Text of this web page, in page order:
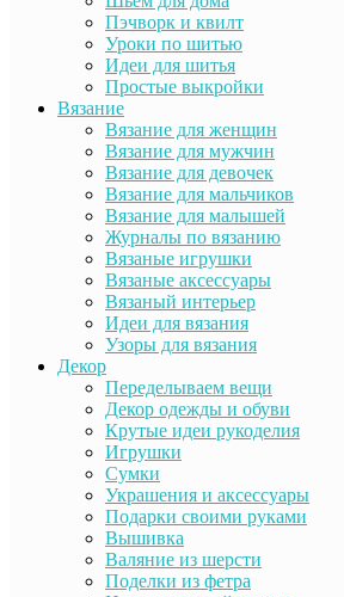
Пэчворк и квилт
Уроки по шитью
Идеи для шитья
Простые выкройки
Вязание
Вязание для женщин
Вязание для мужчин
Вязание для девочек
Вязание для мальчиков
Вязание для малышей
Журналы по вязанию
Вязаные игрушки
Вязаные аксессуары
Вязаный интерьер
Идеи для вязания
Узоры для вязания
Декор
Переделываем вещи
Декор одежды и обуви
Крутые идеи рукоделия
Игрушки
Сумки
Украшения и аксессуары
Подарки своими руками
Вышивка
Валяние из шерсти
Поделки из фетра